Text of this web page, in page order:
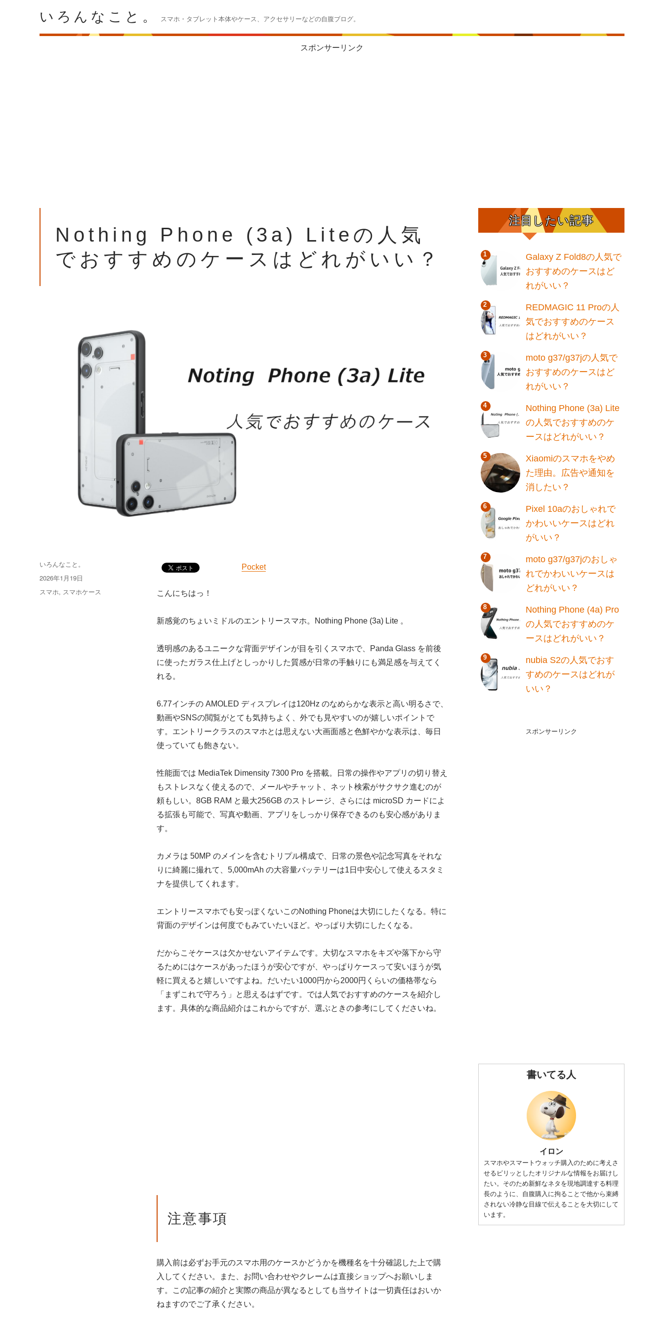
いろんなこと。 スマホ・タブレット本体やケース、アクセサリーなどの自腹ブログ。
スポンサーリンク
Nothing Phone (3a) Liteの人気
でおすすめのケースはどれがいい？
Pocket
こんにちはっ！
新感覚のちょいミドルのエントリースマホ。Nothing Phone (3a) Lite 。
透明感のあるユニークな背面デザインが目を引くスマホで、Panda Glass を前後
に使ったガラス仕上げとしっかりした質感が日常の手触りにも満足感を与えてく
れる。
6.77インチの AMOLED ディスプレイは120Hz のなめらかな表示と高い明るさで、
動画やSNSの閲覧がとても気持ちよく、外でも見やすいのが嬉しいポイントで
す。エントリークラスのスマホとは思えない大画面感と色鮮やかな表示は、毎日
使っていても飽きない。
性能面では MediaTek Dimensity 7300 Pro を搭載。日常の操作やアプリの切り替え
もストレスなく使えるので、メールやチャット、ネット検索がサクサク進むのが
頼もしい。8GB RAM と最大256GB のストレージ、さらには microSD カードによ
る拡張も可能で、写真や動画、アプリをしっかり保存できるのも安心感がありま
す。
カメラは 50MP のメインを含むトリプル構成で、日常の景色や記念写真をそれな
りに綺麗に撮れて、5,000mAh の大容量バッテリーは1日中安心して使えるスタミ
ナを提供してくれます。
エントリースマホでも安っぽくないこのNothing Phoneは大切にしたくなる。特に
背面のデザインは何度でもみていたいほど。やっぱり大切にしたくなる。
だからこそケースは欠かせないアイテムです。大切なスマホをキズや落下から守
るためにはケースがあったほうが安心ですが、やっぱりケースって安いほうが気
軽に買えると嬉しいですよね。だいたい1000円から2000円くらいの価格帯なら
「まずこれで守ろう」と思えるはずです。では人気でおすすめのケースを紹介し
ます。具体的な商品紹介はこれからですが、選ぶときの参考にしてくださいね。
注意事項
購入前は必ずお手元のスマホ用のケースかどうかを機種名を十分確認した上で購
入してください。また、お問い合わせやクレームは直接ショップへお願いしま
す。この記事の紹介と実際の商品が異なるとしても当サイトは一切責任はおいか
ねますのでご了承ください。
投
稿
いろんなこと。
投
稿
2026年1月19日
カ
スマホ, スマホケース
注目したい記事
Galaxy Z Fold8の人気で
おすすめのケースはど
れがいい？
REDMAGIC 11 Proの人
気でおすすめのケース
はどれがいい？
moto g37/g37jの人気で
おすすめのケースはど
れがいい？
Nothing Phone (3a) Lite
の人気でおすすめのケ
ースはどれがいい？
Xiaomiのスマホをやめ
た理由。広告や通知を
消したい？
Pixel 10aのおしゃれで
かわいいケースはどれ
がいい？
moto g37/g37jのおしゃ
れでかわいいケースは
どれがいい？
Nothing Phone (4a) Pro
の人気でおすすめのケ
ースはどれがいい？
nubia S2の人気でおす
すめのケースはどれが
いい？
スポンサーリンク
書いてる人
イロン
スマホやスマートウォッチ購入のために考えさ
せるピリッとしたオリジナルな情報をお届けし
たい。そのため新鮮なネタを現地調達する料理
長のように、自腹購入に拘ることで他から束縛
されない冷静な目線で伝えることを大切にして
います。